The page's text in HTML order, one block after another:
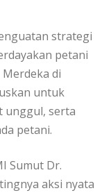
strategi
petani
di
untuk
unggul, serta
petani.
Sumut Dr.
aksi nyata